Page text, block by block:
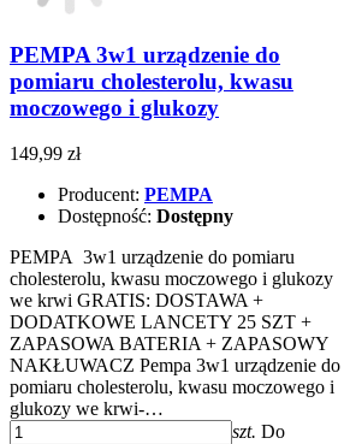
PEMPA 3w1 urządzenie do
pomiaru cholesterolu, kwasu
moczowego i glukozy
149,99 zł
Producent: PEMPA
Dostępność: Dostępny
PEMPA 3w1 urządzenie do pomiaru
cholesterolu, kwasu moczowego i glukozy
we krwi GRATIS: DOSTAWA +
DODATKOWE LANCETY 25 SZT +
ZAPASOWA BATERIA + ZAPASOWY
NAKŁUWACZ Pempa 3w1 urządzenie do
pomiaru cholesterolu, kwasu moczowego i
glukozy we krwi-…
szt. Do